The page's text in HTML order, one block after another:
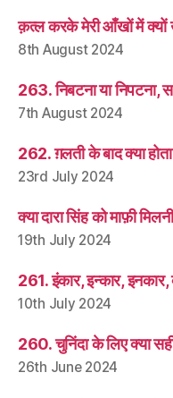
क़त्ल करके मेरी आँखों में
8th August 2024
263. निबटना या निपटना,
7th August 2024
262. ग़लती के बाद क्या होता
23rd July 2024
क्या दारा सिंह को माफ़ी
19th July 2024
261. इंकार, इन्कार,
10th July 2024
260. चुनिंदा के लिए क्या
26th June 2024